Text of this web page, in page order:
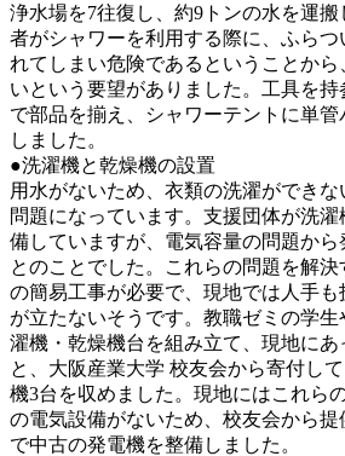
浄水場を7往復し、約9トンの水を運
者がシャワーを利用する際に、ふら
れてしまい危険であるということか
いという要望がありました。工具を
で部品を揃え、シャワーテントに単
しました。
●洗濯機と乾燥機の設置
用水がないため、衣類の洗濯ができ
問題になっています。支援団体が洗
備していますが、電気容量の問題か
とのことでした。これらの問題を解
の簡易工事が必要で、現地では人手
が立たないそうです。教職ゼミの学
濯機・乾燥機台を組み立て、現地にあ
と、大阪産業大学 校友会から寄付し
機3台を収めました。現地にはこれら
の電気設備がないため、校友会から
で中古の発電機を整備しました。